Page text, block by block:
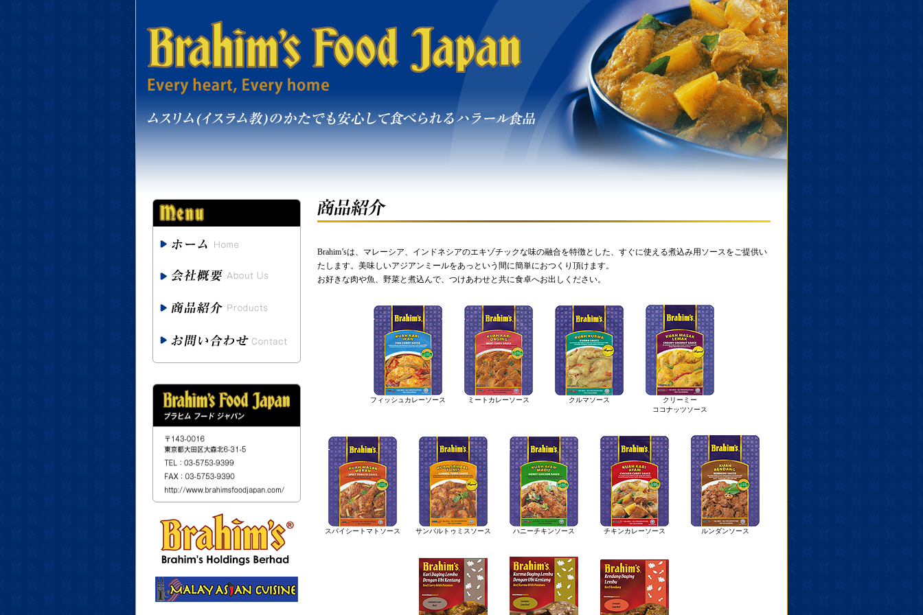
Brahim’sは、マレーシア、インドネシアのエキゾチックな味の融合を特徴とした、すぐに使える煮込み用ソースをご提供い
たします。美味しいアジアンミールをあっという間に簡単におつくり頂けます。
お好きな肉や魚、野菜と煮込んで、つけあわせと共に食卓へお出しください。
フィッシュカレーソース ミートカレーソース クルマソース
クリーミー
ココナッツソース
スパイシートマトソース サンバルトゥミスソース ハニーチキンソース チキンカレーソース ルンダンソース